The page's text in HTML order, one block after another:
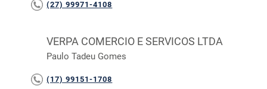
(27) 99971-4108
VERPA COMERCIO E SERVICOS LTDA
Paulo Tadeu Gomes
(17) 99151-1708